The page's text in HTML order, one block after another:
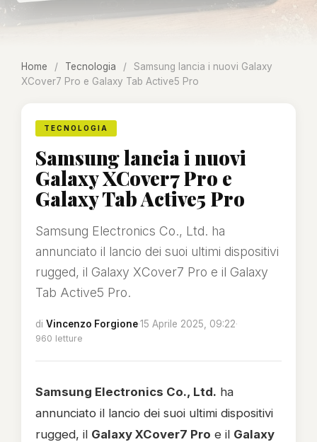
Home / Tecnologia /
Samsung lancia i nuovi Galaxy
XCover7 Pro e Galaxy Tab Active5 Pro
TECNOLOGIA
Samsung lancia i nuovi
Galaxy XCover7 Pro e
Galaxy Tab Active5 Pro
Samsung Electronics Co., Ltd. ha
annunciato il lancio dei suoi ultimi dispositivi
rugged, il Galaxy XCover7 Pro e il Galaxy
Tab Active5 Pro.
di Vincenzo Forgione·15 Aprile 2025, 09:22·
960 letture
Samsung Electronics Co., Ltd. ha
annunciato il lancio dei suoi ultimi dispositivi
rugged, il Galaxy XCover7 Pro e il Galaxy